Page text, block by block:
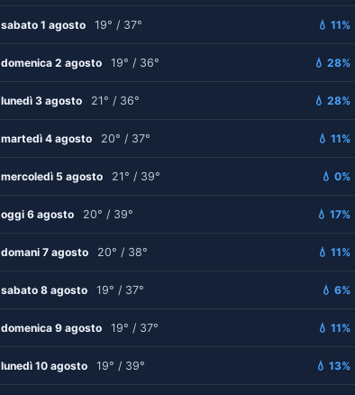
sabato 1 agosto 19° / 37° 💧 11%
domenica 2 agosto 19° / 36° 💧 28%
lunedì 3 agosto 21° / 36° 💧 28%
martedì 4 agosto 20° / 37° 💧 11%
mercoledì 5 agosto 21° / 39° 💧 0%
oggi 6 agosto 20° / 39° 💧 17%
domani 7 agosto 20° / 38° 💧 11%
sabato 8 agosto 19° / 37° 💧 6%
domenica 9 agosto 19° / 37° 💧 11%
lunedì 10 agosto 19° / 39° 💧 13%